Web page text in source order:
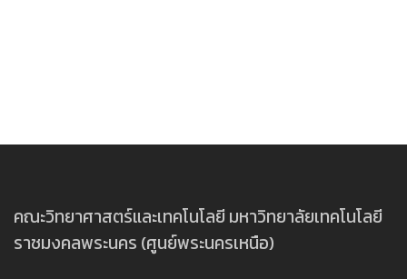
คณะวิทยาศาสตร์และเทคโนโลยี มหาวิทยาลัยเทคโนโลยี
ราชมงคลพระนคร (ศูนย์พระนครเหนือ)